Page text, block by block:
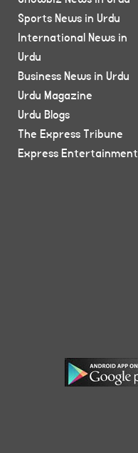
Sports News in Urdu
International News in
Urdu
Business News in Urdu
Urdu Magazine
Urdu Blogs
The Express Tribune
Express Entertainment